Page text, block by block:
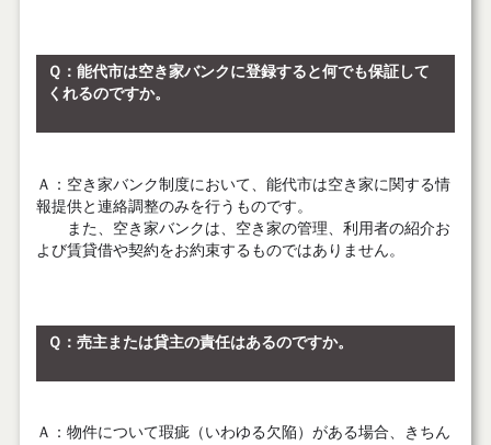
Ｑ ：能代市は空き家バンクに登録すると何でも保証して
くれるのですか。
Ａ ：空き家バンク制度において、能代市は空き家に関する情
報提供と連絡調整のみを行うものです。
また、空き家バンクは、空き家の管理、利用者の紹介お
よび賃貸借や契約をお約束するものではありません。
Ｑ ：売主または貸主の責任はあるのですか。
Ａ ：物件について瑕疵（いわゆる欠陥）がある場合、きちん